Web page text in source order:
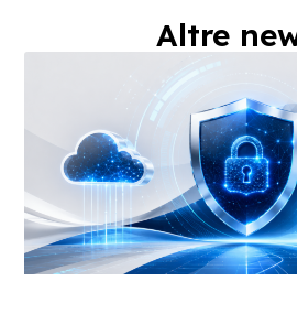
Altre